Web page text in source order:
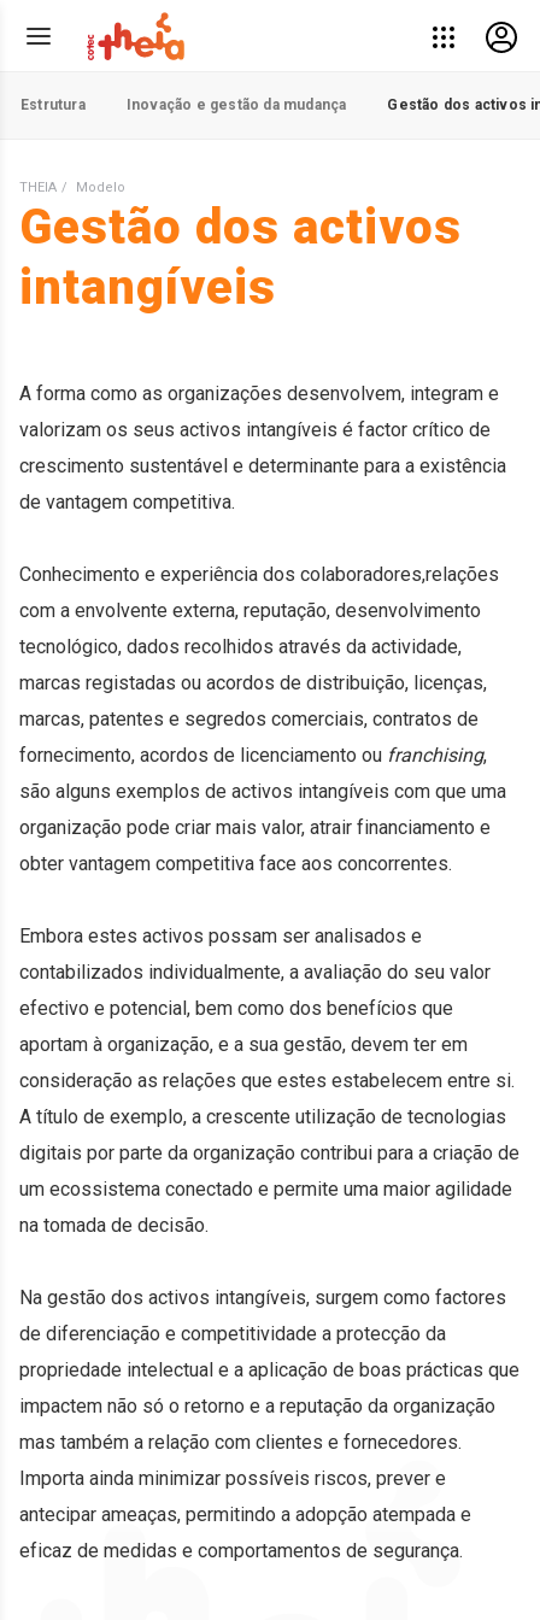
Estrutura Inovação e gestão da mudança Gestão dos activos
THEIA Modelo
Gestão dos activos
intangíveis
A forma como as organizações desenvolvem, integram e
valorizam os seus activos intangíveis é factor crítico de
crescimento sustentável e determinante para a existência
de vantagem competitiva.
Conhecimento e experiência dos colaboradores,relações
com a envolvente externa, reputação, desenvolvimento
tecnológico, dados recolhidos através da actividade,
marcas registadas ou acordos de distribuição, licenças,
marcas, patentes e segredos comerciais, contratos de
fornecimento, acordos de licenciamento ou franchising,
são alguns exemplos de activos intangíveis com que uma
organização pode criar mais valor, atrair financiamento e
obter vantagem competitiva face aos concorrentes.
Embora estes activos possam ser analisados e
contabilizados individualmente, a avaliação do seu valor
efectivo e potencial, bem como dos benefícios que
aportam à organização, e a sua gestão, devem ter em
consideração as relações que estes estabelecem entre si.
A título de exemplo, a crescente utilização de tecnologias
digitais por parte da organização contribui para a criação de
um ecossistema conectado e permite uma maior agilidade
na tomada de decisão.
Na gestão dos activos intangíveis, surgem como factores
de diferenciação e competitividade a protecção da
propriedade intelectual e a aplicação de boas prácticas que
impactem não só o retorno e a reputação da organização
mas também a relação com clientes e fornecedores.
Importa ainda minimizar possíveis riscos, prever e
antecipar ameaças, permitindo a adopção atempada e
eficaz de medidas e comportamentos de segurança.